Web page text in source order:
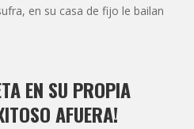
en su casa de fijo le bailan
EN SU PROPIA
AFUERA!